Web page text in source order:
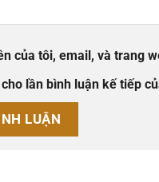
của tôi, email, và trang
lần bình luận kế tiếp